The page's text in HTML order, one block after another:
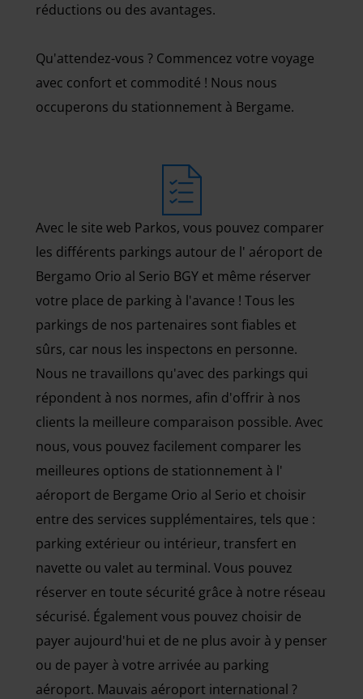
réductions ou des avantages.
Qu'attendez-vous ? Commencez votre voyage
avec confort et commodité ! Nous nous
occuperons du stationnement à Bergame.
Avec le site web Parkos, vous pouvez comparer
les différents parkings autour de l' aéroport de
Bergamo Orio al Serio BGY et même réserver
votre place de parking à l'avance ! Tous les
parkings de nos partenaires sont fiables et
sûrs, car nous les inspectons en personne.
Nous ne travaillons qu'avec des parkings qui
répondent à nos normes, afin d'offrir à nos
clients la meilleure comparaison possible. Avec
nous, vous pouvez facilement comparer les
meilleures options de stationnement à l'
aéroport de Bergame Orio al Serio et choisir
entre des services supplémentaires, tels que :
parking extérieur ou intérieur, transfert en
navette ou valet au terminal. Vous pouvez
réserver en toute sécurité grâce à notre réseau
sécurisé. Également vous pouvez choisir de
payer aujourd'hui et de ne plus avoir à y penser
ou de payer à votre arrivée au parking
aéroport. Mauvais aéroport international ?